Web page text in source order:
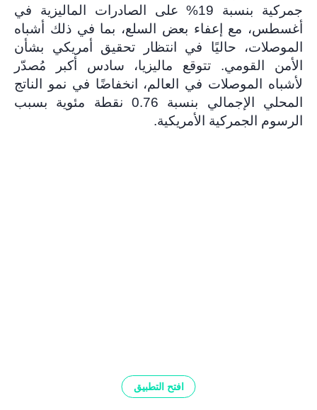
جمركية بنسبة 19% على الصادرات الماليزية في
أغسطس، مع إعفاء بعض السلع، بما في ذلك أشباه
الموصلات، حاليًا في انتظار تحقيق أمريكي بشأن
الأمن القومي. تتوقع ماليزيا، سادس أكبر مُصدّر
لأشباه الموصلات في العالم، انخفاضًا في نمو الناتج
المحلي الإجمالي بنسبة 0.76 نقطة مئوية بسبب
الرسوم الجمركية الأمريكية.
افتح التطبيق